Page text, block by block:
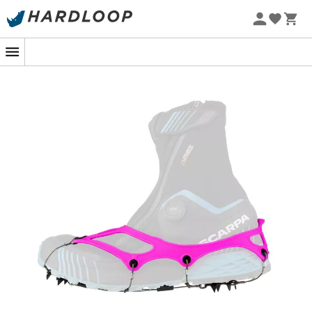
Letní akce 🔥 -5 % EXTRA při nákupu 2 produktů* s kódem
Trail 2.4odNortecje navržen speciálně pro odvážné
neporovnatelné přilnavosti na ledu a tvrdém sněhu je
tento nesmek nezbytným pomocníkem pro udržení
tempa i v těch nejchladnějších podmínkách. Jeho
konstrukce byla pečlivě testována, aby splňovala
požadavky zimních běžců, a poskytuje tak potřebnou
jistotu pro zdolání kluzkých terénů.
Ať už se účastníte zimních závodů nebo se vydáváte na
Skyraces na jaře, Trail 2.4 vám zajistí
optimální výkon
Je dokonale přizpůsoben rychlým změnám podmínek
terénu, zaručuje
stabilituabezpečnost
. Tento nesmek
vám umožní soustředit se na váš běh s klidem, aniž
byste se museli obávat kluzkých překážek.